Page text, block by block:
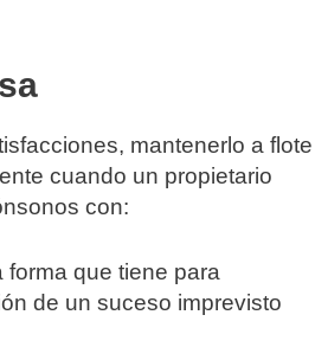
mantenerlo a flote
cuando un propietario
con:
que tiene para
de un suceso imprevisto